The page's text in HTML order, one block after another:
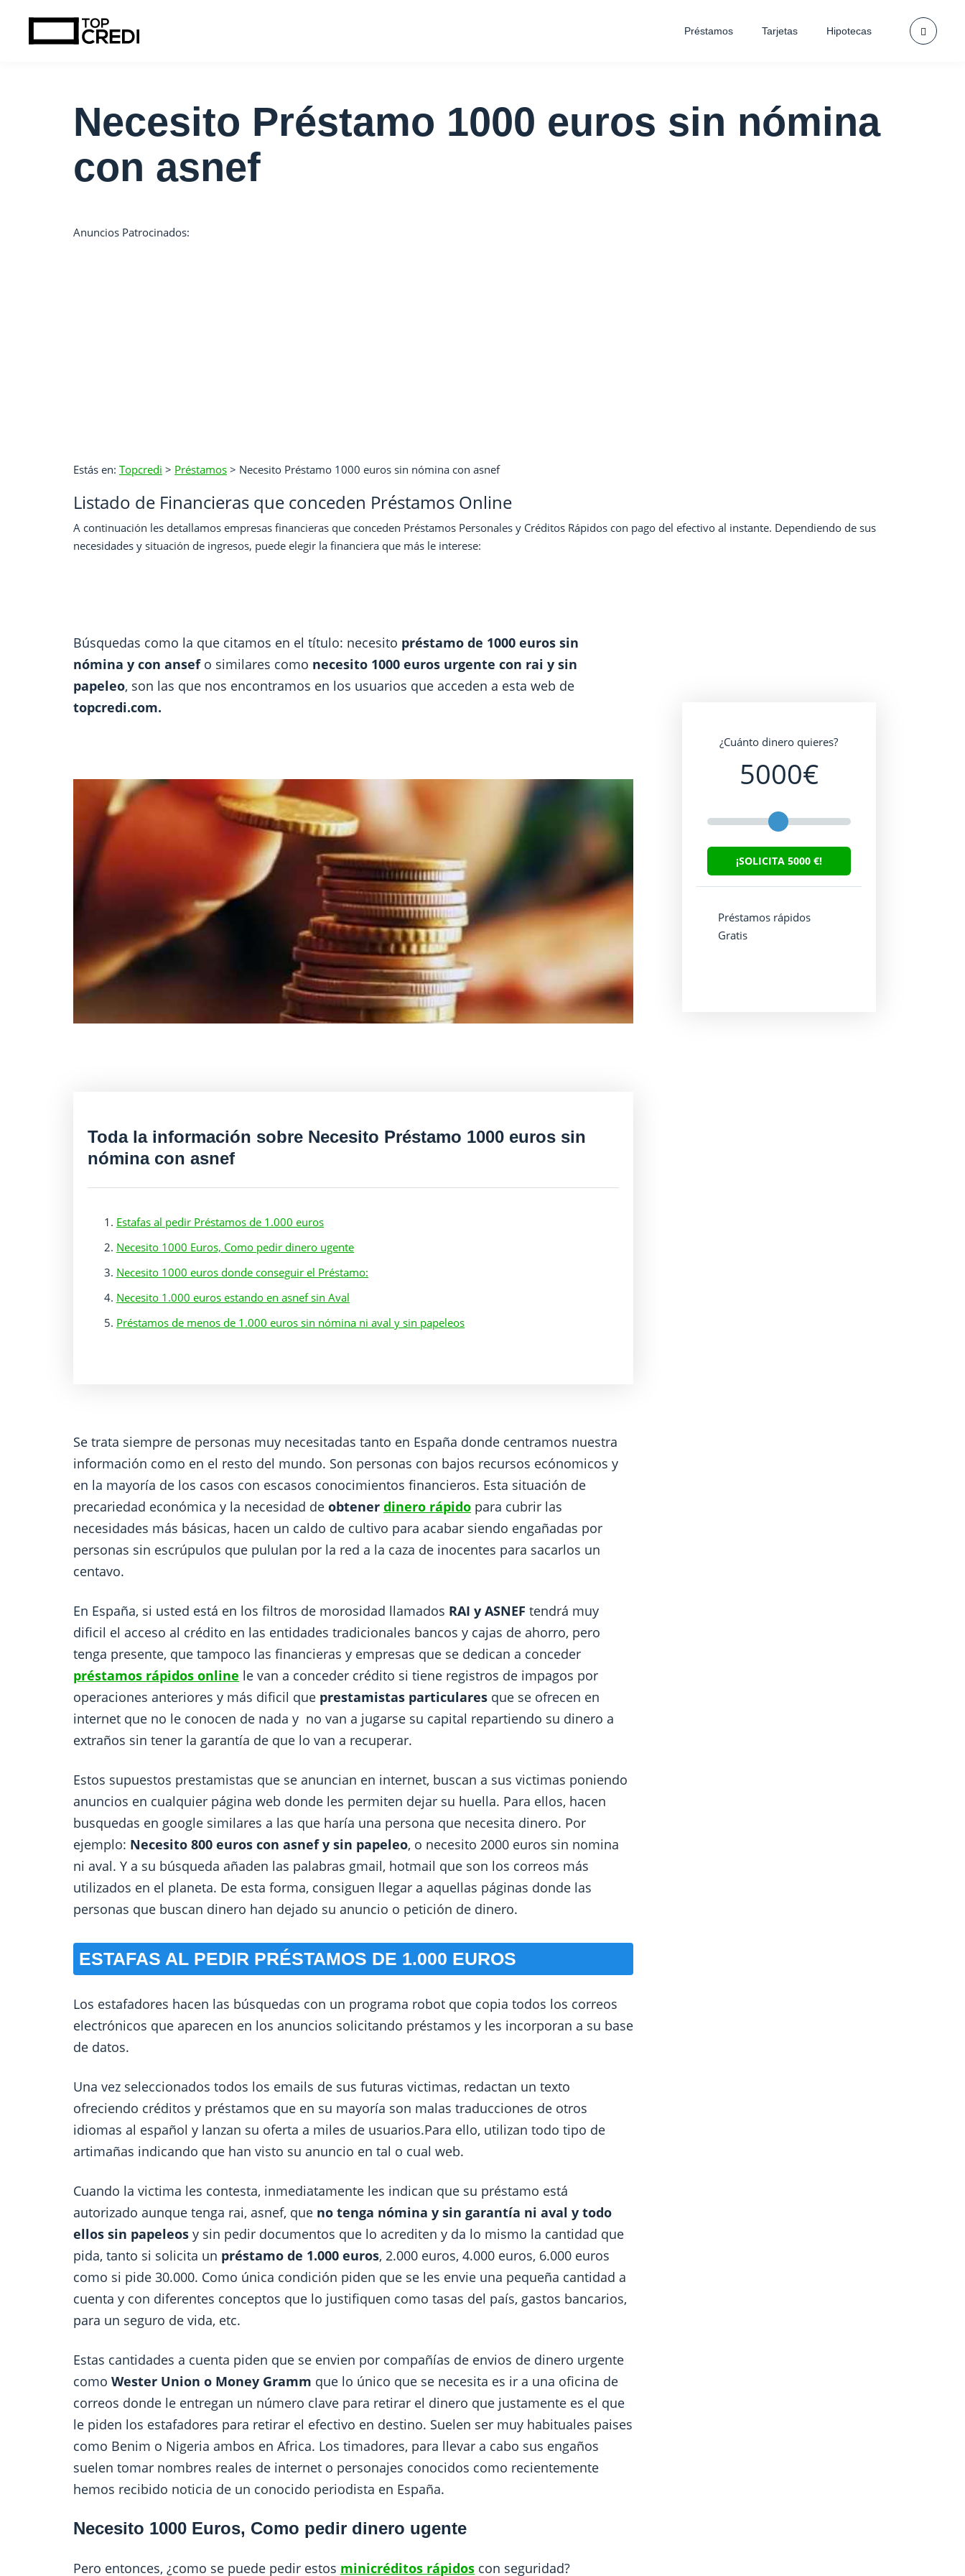
Préstamos Tarjetas Hipotecas
Necesito Préstamo 1000 euros sin nómina
con asnef
Anuncios Patrocinados:
Estás en: Topcredi > Préstamos > Necesito Préstamo 1000 euros sin nómina con asnef
Listado de Financieras que conceden Préstamos Online
A continuación les detallamos empresas financieras que conceden Préstamos Personales y Créditos Rápidos con pago del efectivo al instante. Dependiendo de sus
necesidades y situación de ingresos, puede elegir la financiera que más le interese:
Búsquedas como la que citamos en el título: necesito préstamo de 1000 euros sin
nómina y con ansefo similares como necesito 1000 euros urgente con rai y sin
papeleo, son las que nos encontramos en los usuarios que acceden a esta web de
topcredi.com.
Toda la información sobre Necesito Préstamo 1000 euros sin
nómina con asnef
Estafas al pedir Préstamos de 1.000 euros
Necesito 1000 Euros, Como pedir dinero ugente
Necesito 1000 euros donde conseguir el Préstamo:
Necesito 1.000 euros estando en asnef sin Aval
Préstamos de menos de 1.000 euros sin nómina ni aval y sin papeleos
Se trata siempre de personas muy necesitadas tanto en España donde centramos nuestra
información como en el resto del mundo. Son personas con bajos recursos ecónomicos y
en la mayoría de los casos con escasos conocimientos financieros. Esta situación de
precariedad económica y la necesidad de obtener dinero rápido para cubrir las
necesidades más básicas, hacen un caldo de cultivo para acabar siendo engañadas por
personas sin escrúpulos que pululan por la red a la caza de inocentes para sacarlos un
centavo.
En España, si usted está en los filtros de morosidad llamados RAI y ASNEF tendrá muy
dificil el acceso al crédito en las entidades tradicionales bancos y cajas de ahorro, pero
tenga presente, que tampoco las financieras y empresas que se dedican a conceder
préstamos rápidos online le van a conceder crédito si tiene registros de impagos por
operaciones anteriores y más dificil que prestamistas particulares que se ofrecen en
internet que no le conocen de nada y no van a jugarse su capital repartiendo su dinero a
extraños sin tener la garantía de que lo van a recuperar.
Estos supuestos prestamistas que se anuncian en internet, buscan a sus victimas poniendo
anuncios en cualquier página web donde les permiten dejar su huella. Para ellos, hacen
busquedas en google similares a las que haría una persona que necesita dinero. Por
ejemplo: Necesito 800 euros con asnef y sin papeleo, o necesito 2000 euros sin nomina
ni aval. Y a su búsqueda añaden las palabras gmail, hotmail que son los correos más
utilizados en el planeta. De esta forma, consiguen llegar a aquellas páginas donde las
personas que buscan dinero han dejado su anuncio o petición de dinero.
ESTAFAS AL PEDIR PRÉSTAMOS DE 1.000 EUROS
Los estafadores hacen las búsquedas con un programa robot que copia todos los correos
electrónicos que aparecen en los anuncios solicitando préstamos y les incorporan a su base
de datos.
Una vez seleccionados todos los emails de sus futuras victimas, redactan un texto
ofreciendo créditos y préstamos que en su mayoría son malas traducciones de otros
idiomas al español y lanzan su oferta a miles de usuarios.Para ello, utilizan todo tipo de
artimañas indicando que han visto su anuncio en tal o cual web.
Cuando la victima les contesta, inmediatamente les indican que su préstamo está
autorizado aunque tenga rai, asnef, que no tenga nómina y sin garantía ni aval y todo
ellos sin papeleos y sin pedir documentos que lo acrediten y da lo mismo la cantidad que
pida, tanto si solicita un préstamo de 1.000 euros, 2.000 euros, 4.000 euros, 6.000 euros
como si pide 30.000. Como única condición piden que se les envie una pequeña cantidad a
cuenta y con diferentes conceptos que lo justifiquen como tasas del país, gastos bancarios,
para un seguro de vida, etc.
Estas cantidades a cuenta piden que se envien por compañías de envios de dinero urgente
como Wester Union o Money Gramm que lo único que se necesita es ir a una oficina de
correos donde le entregan un número clave para retirar el dinero que justamente es el que
le piden los estafadores para retirar el efectivo en destino. Suelen ser muy habituales paises
como Benim o Nigeria ambos en Africa. Los timadores, para llevar a cabo sus engaños
suelen tomar nombres reales de internet o personajes conocidos como recientemente
hemos recibido noticia de un conocido periodista en España.
Necesito 1000 Euros, Como pedir dinero ugente
Pero entonces, ¿como se puede pedir estos minicréditos rápidos con seguridad?
¿Cuánto dinero quieres?
5000€
¡SOLICITA 5000€!
Préstamos rápidos
Gratis